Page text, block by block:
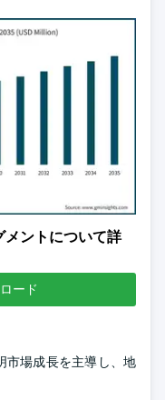
ントについて詳
ード
市場成長を主導し、地